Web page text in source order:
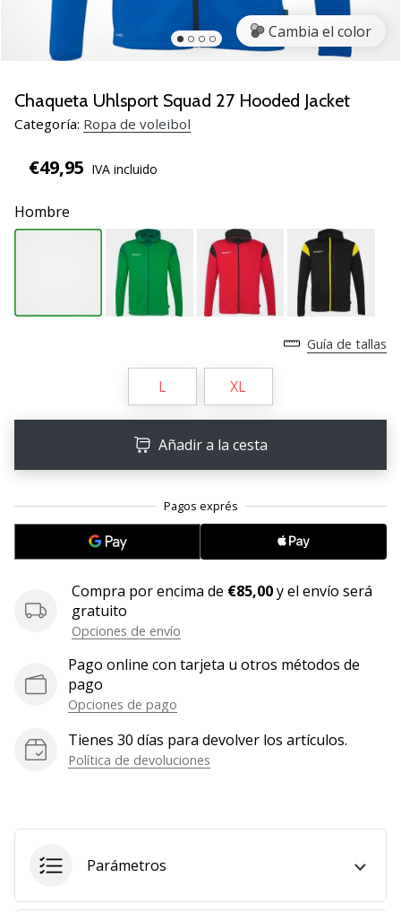
voleibol
Regalos
Navidad
para
jugadores
voleibol:
consejos
te
el
2 min. de lectura
en
embajador
Weplayvolleyball!
consideras
¡Te
queremos
equipo!
Mostrar
los
Cambia el color
Chaqueta Uhlsport Squad 27 Hooded Jacket
Categoría: Ropa de voleibol
€49,95 IVA incluido
Hombre
Guía de tallas
L XL
Añadir a la cesta
Compra por encima de €85,00y el envío será
gratuito
Opciones de envío
Pago online con tarjeta u otros métodos de
pago
Opciones de pago
Tienes 30 días para devolver los artículos.
Política de devoluciones
Parámetros